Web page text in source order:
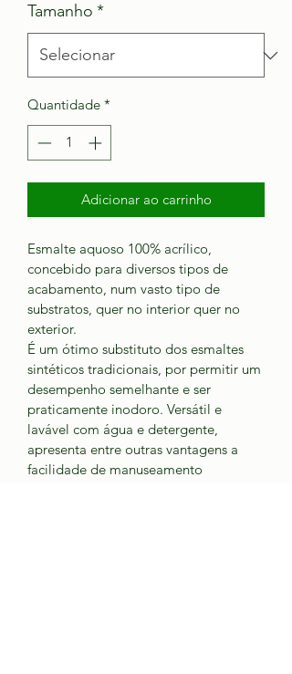
Tamanho *
Quantidade *
Adicionar ao carrinho
Esmalte aquoso 100% acrílico,
concebido para diversos tipos de
acabamento, num vasto tipo de
substratos, quer no interior quer no
exterior.
É um ótimo substituto dos esmaltes
sintéticos tradicionais, por permitir um
desempenho semelhante e ser
praticamente inodoro. Versátil e
lavável com água e detergente,
apresenta entre outras vantagens a
facilidade de manuseamento